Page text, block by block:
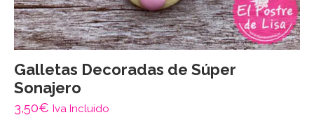
Galletas Decoradas de Súper
Sonajero
3,50€ Iva Incluido